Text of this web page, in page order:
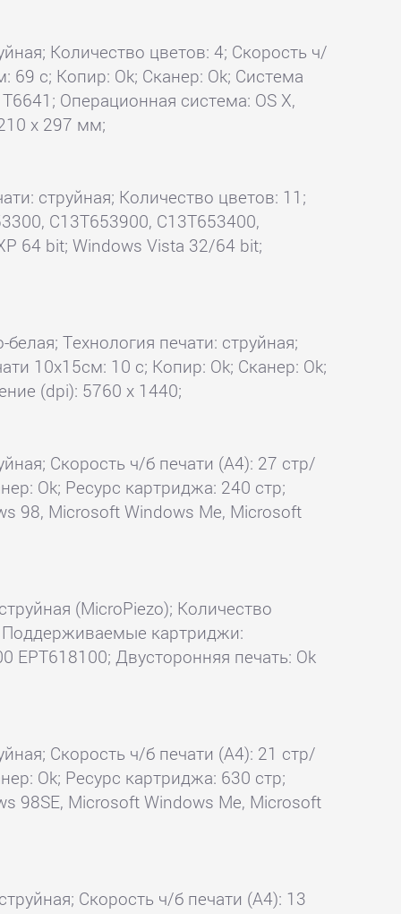
Количество цветов: 4; Скорость ч/
с; Копир: Ok; Сканер: Ok; Система
Операционная система: OS X,
x 297 мм;
струйная; Количество цветов: 11;
C13T653900, C13T653400,
64 bit; Windows Vista 32/64 bit;
Технология печати: струйная;
10x15см: 10 с; Копир: Ok; Сканер: Ok;
(dpi): 5760 x 1440;
Скорость ч/б печати (А4): 27 стр/
Ok; Ресурс картриджа: 240 стр;
98, Microsoft Windows Me, Microsoft
(MicroPiezo); Количество
Поддерживаемые картриджи:
EPT618100; Двусторонняя печать: Ok
Скорость ч/б печати (А4): 21 стр/
Ok; Ресурс картриджа: 630 стр;
98SE, Microsoft Windows Me, Microsoft
Скорость ч/б печати (А4): 13